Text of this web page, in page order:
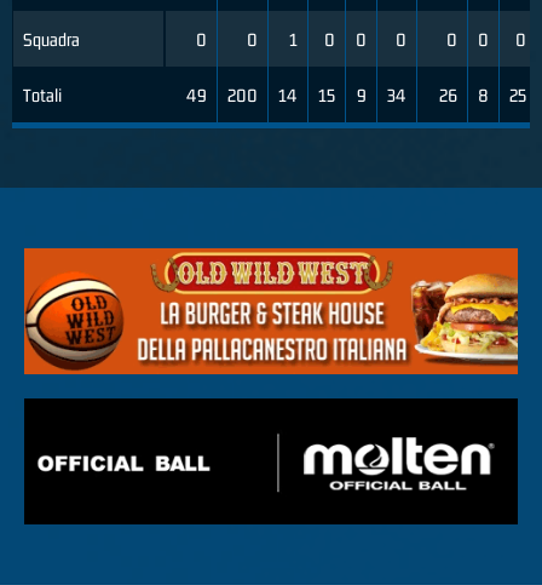
Squadra
Totali
0 0 1 0 0 0 0 0 0
49 200 14 15 9 34 26 8 25